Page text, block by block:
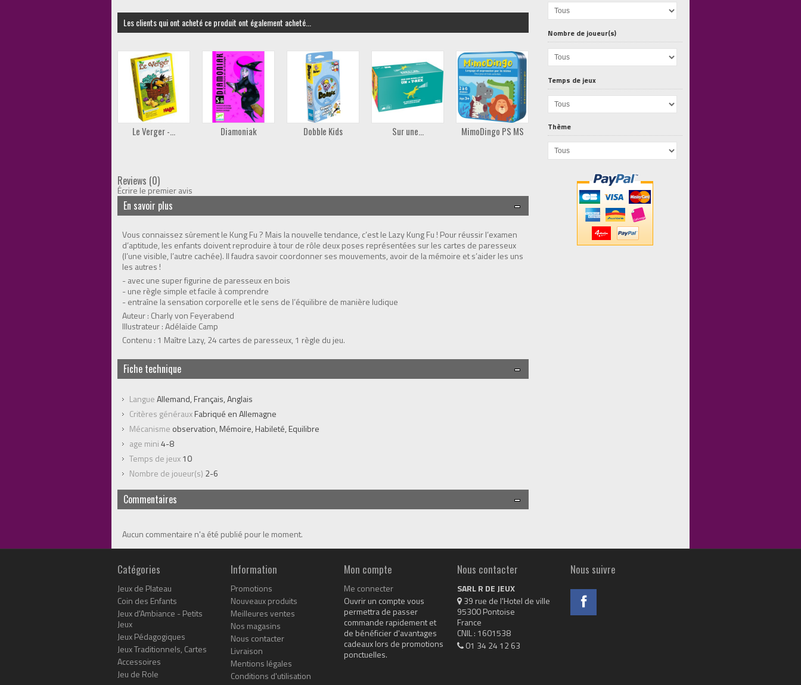
Les clients qui ont acheté ce produit ont également acheté...
Le Verger -... Diamoniak Dobble Kids Sur une... MimoDingo PS MS Piou Piou
Reviews (0)
Écrire le premier avis
En savoir plus
Vous connaissez sûrement le Kung Fu ? Mais la nouvelle tendance, c’est le Lazy Kung Fu ! Pour réussir l’examen
d’aptitude, les enfants doivent reproduire à tour de rôle deux poses représentées sur les cartes de paresseux
(l’une visible, l’autre cachée). Il faudra savoir coordonner ses mouvements, avoir de la mémoire et s’aider les uns
les autres !
- avec une super figurine de paresseux en bois
- une règle simple et facile à comprendre
- entraîne la sensation corporelle et le sens de l’équilibre de manière ludique
Auteur : Charly von Feyerabend
Illustrateur : Adélaïde Camp
Contenu : 1 Maître Lazy, 24 cartes de paresseux, 1 règle du jeu.
Fiche technique
LangueAllemand, Français, Anglais
Critères générauxFabriqué en Allemagne
Mécanisme observation, Mémoire, Habileté, Equilibre
age mini4-8
Temps de jeux10
Nombre de joueur(s) 2-6
Commentaires
Aucun commentaire n'a été publié pour le moment.
Nombre de joueur(s)
Temps de jeux
Thème
Catégories
Jeux de Plateau
Coin des Enfants
Jeux d'Ambiance - Petits
Jeux
Jeux Pédagogiques
Jeux Traditionnels, Cartes
Accessoires
Jeu de Role
Information
Promotions
Nouveaux produits
Meilleures ventes
Nos magasins
Nous contacter
Livraison
Mentions légales
Conditions d'utilisation
Mon compte
Me connecter
Ouvrir un compte vous
permettra de passer
commande rapidement et
de bénéficier d'avantages
cadeaux lors de promotions
ponctuelles.
Nous contacter
SARL R DE JEUX
39 rue de l'Hotel de ville
95300 Pontoise
France
CNIL : 1601538
01 34 24 12 63
Nous suivre